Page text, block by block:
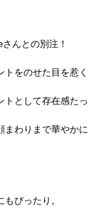
んとの別注！
をのせた目を惹く
トとして存在感たっ
まわりまで華やかに
ぴったり。